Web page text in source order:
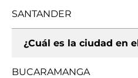
SANTANDER
¿Cuál es la ciudad en
BUCARAMANGA